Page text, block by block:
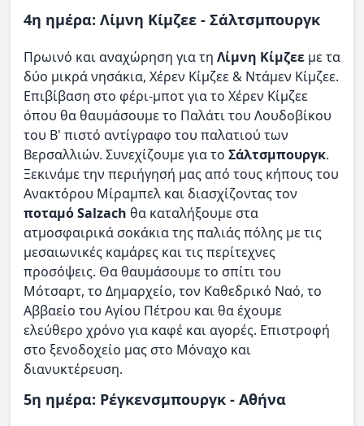
4η ημέρα: Λίμνη Κίμζεε - Σάλτσμπουργκ
Πρωινό και αναχώρηση για τη Λίμνη Κίμζεε με τα
δύο μικρά νησάκια, Χέρεν Κίμζεε & Ντάμεν Κίμζεε.
Επιβίβαση στο φέρι-μποτ για το Χέρεν Κίμζεε
όπου θα θαυμάσουμε το Παλάτι του Λουδοβίκου
του Β' πιστό αντίγραφο του παλατιού των
Βερσαλλιών. Συνεχίζουμε για το Σάλτσμπουργκ.
Ξεκινάμε την περιήγησή μας από τους κήπους του
Ανακτόρου Mίραμπελ και διασχίζοντας τον
ποταμό Salzach θα καταλήξουμε στα
ατμοσφαιρικά σοκάκια της παλιάς πόλης με τις
μεσαιωνικές καμάρες και τις περίτεχνες
προσόψεις. Θα θαυμάσουμε το σπίτι του
Μότσαρτ, το Δημαρχείο, τον Καθεδρικό Ναό, το
Αββαείο του Αγίου Πέτρου και θα έχουμε
ελεύθερο χρόνο για καφέ και αγορές. Επιστροφή
στο ξενοδοχείο μας στο Μόναχο και
διανυκτέρευση.
5η ημέρα: Ρέγκενσμπουργκ - Αθήνα